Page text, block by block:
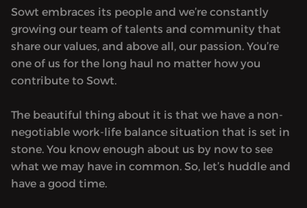
Sowt embraces its people and we’re constantly
growing our team of talents and community that
share our values, and above all, our passion. You’re
one of us for the long haul no matter how you
contribute to Sowt.
The beautiful thing about it is that we have a non-
negotiable work-life balance situation that is set in
stone. You know enough about us by now to see
what we may have in common. So, let’s huddle and
have a good time.